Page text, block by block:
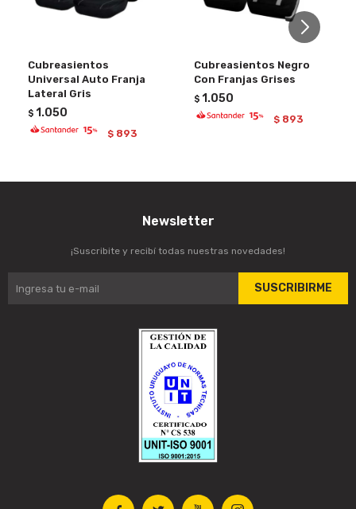
Cubreasientos
Universal Auto Franja
Lateral Gris
$ 1.050
$ 893
Cubreasientos Negro
Con Franjas Grises
$ 1.050
$ 893
Newsletter
¡Suscribite y recibí todas nuestras novedades!
SUSCRIBIRME